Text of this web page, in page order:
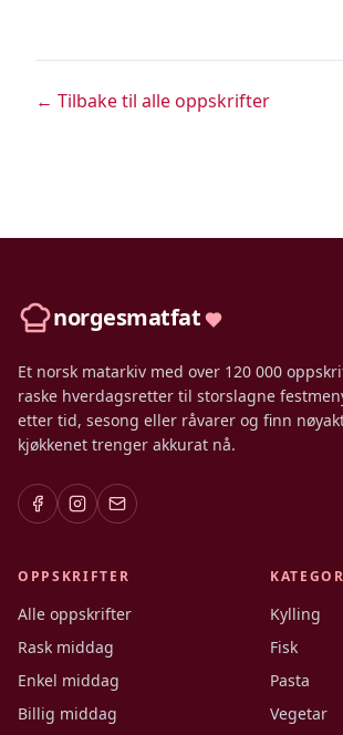
← Tilbake til alle oppskrifter
norgesmatfat
Et norsk matarkiv med over 120 000
raske hverdagsretter til storslagne
etter tid, sesong eller råvarer og finn
kjøkkenet trenger akkurat nå.
OPPSKRIFTER
Alle oppskrifter
Rask middag
Enkel middag
Billig middag
Kylling
Fisk
Pasta
Vegetar